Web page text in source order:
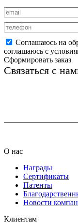
Соглашаюсь на
соглашаюсь с
Сформировать заказ
Связаться с
О нас
Награды
Сертификаты
Патенты
Новости
Клиентам